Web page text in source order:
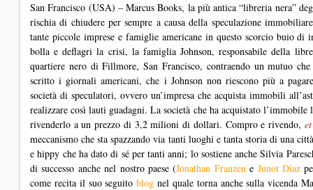
San Francisco (USA) – Marcus Books, la più antica “libreria nera”
rischia di chiudere per sempre a causa della speculazione
tante piccole imprese e famiglie americane in questo scorcio buio
bolla e deflagri la crisi, la famiglia Johnson, responsabile della
quartiere nero di Fillmore, San Francisco, contraendo un mutuo che
scritto i giornali americani, che i Johnson non riescono più a
società di speculatori, ovvero un’impresa che acquista immobili
realizzare così lauti guadagni. La società che ha acquistato
rivenderlo a un prezzo di 3,2 milioni di dollari. Compro e rivendo,
meccanismo che sta spazzando via tanti luoghi e tanta storia di una
e hippy che ha dato di sé per tanti anni; lo sostiene anche Silvia
di successo anche nel nostro paese (Jonathan Franzen e Junot Díaz
come recita il suo seguito blog nel quale torna anche sulla vicenda